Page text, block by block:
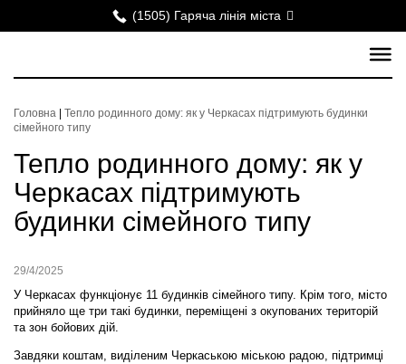
(1505) Гаряча лінія міста
Головна
Тепло родинного дому: як у Черкасах підтримують будинки
сімейного типу
Тепло родинного дому: як у
Черкасах підтримують
будинки сімейного типу
29/4/2025
У Черкасах функціонує 11 будинків сімейного типу. Крім того, місто
прийняло ще три такі будинки, переміщені з окупованих територій
та зон бойових дій.
Завдяки коштам, виділеним Черкаською міською радою, підтримці